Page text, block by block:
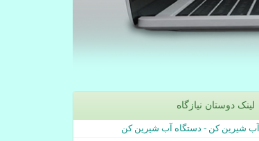
لینک دوستان نیازگاه
آب شیرین کن - دستگاه آب شیرین کن